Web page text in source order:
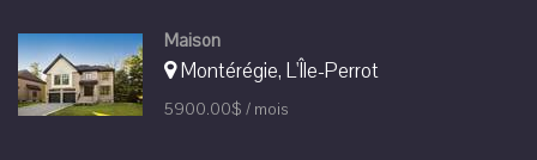
Maison
Montérégie, L'Île-Perrot
5900.00$ / mois